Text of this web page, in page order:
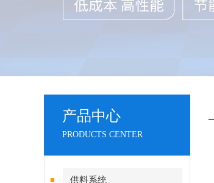
产品中心
PRODUCTS CENTER
供料系统